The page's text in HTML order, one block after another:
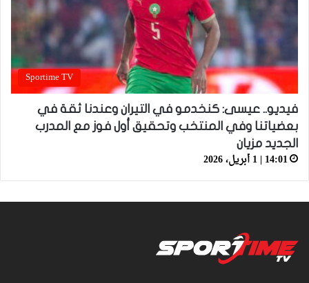
Sportime TV
فيديو.. عيسى: كنخدمو في التيران وعندنا ثقة في
بعضياتنا وفي المنتخب وتحقيق أول فوز مع المدرب
الجديد مزيان
14:01 | 1 أبريل، 2026